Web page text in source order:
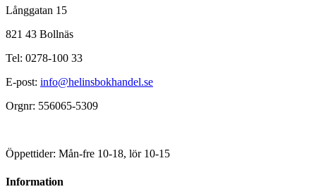
Långgatan 15
821 43 Bollnäs
Tel: 0278-100 33
E-post: info@helinsbokhandel.se
Orgnr: 556065-5309
Öppettider: Mån-fre 10-18, lör 10-15
Information